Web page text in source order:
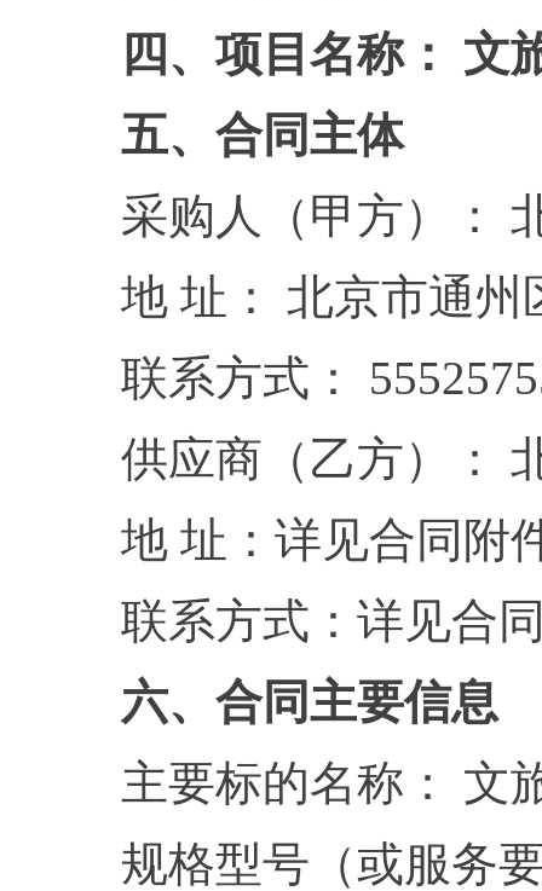
四、项目名称： 文
五、合同主体
采购人（甲方）：
地 址： 北京市通州
联系方式：
供应商（乙方）：
地 址：详见合同附
联系方式：详见合
六、合同主要信息
主要标的名称： 文
规格型号（或服务